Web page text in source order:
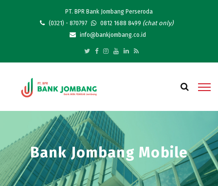
PT. BPR Bank Jombang Perseroda
(0321) - 870797
0812 1688 8499 (chat only)
info@bankjombang.co.id
Bank Jombang Mobile